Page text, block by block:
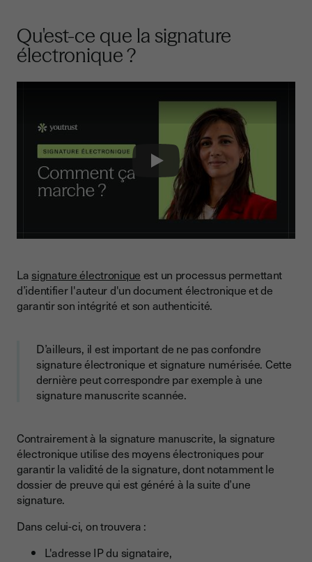
Qu'est-ce que la signature
électronique ?
Play
La signature électronique est un processus permettant
d’identifier l'auteur d'un document électronique et de
garantir son intégrité et son authenticité.
D’ailleurs, il est important de ne pas confondre
signature électronique et signature numérisée. Cette
dernière peut correspondre par exemple à une
signature manuscrite scannée.
Contrairement à la signature manuscrite, la signature
électronique utilise des moyens électroniques pour
garantir la validité de la signature, dont notamment le
dossier de preuve qui est généré à la suite d’une
signature.
Dans celui-ci, on trouvera :
L'adresse IP du signataire,